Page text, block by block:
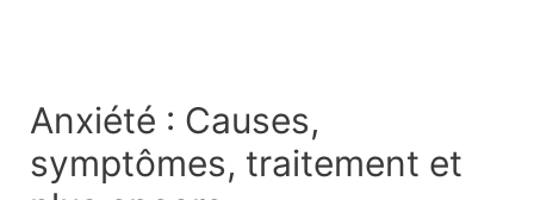
Anxiété : Causes,
symptômes, traitement et